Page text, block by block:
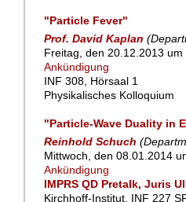
"Particle Fever"
Prof. David Kaplan
Freitag, den 20.12.2013
Ankündigung
INF 308, Hörsaal 1
Physikalisches Kolloquium
"Particle-Wave Duality in
Reinhold Schuch
Mittwoch, den 08.01.2014
Ankündigung
IMPRS QD Pretalk, Juris
Kirchhoff-Institut, INF 227